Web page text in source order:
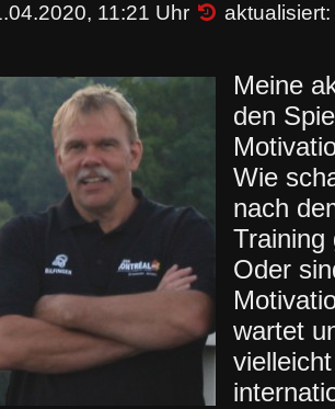
11:21 Uhr
Meine
den
Wie
nach
Training
Oder
wartet